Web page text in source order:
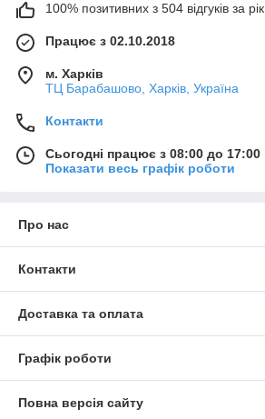
100% позитивних з 504 відгуків за рік
Працює з 02.10.2018
м. Харків
ТЦ Барабашово, Харків, Україна
Контакти
Сьогодні працює з 08:00 до 17:00
Показати весь графік роботи
Про нас
Контакти
Доставка та оплата
Графік роботи
Повна версія сайту